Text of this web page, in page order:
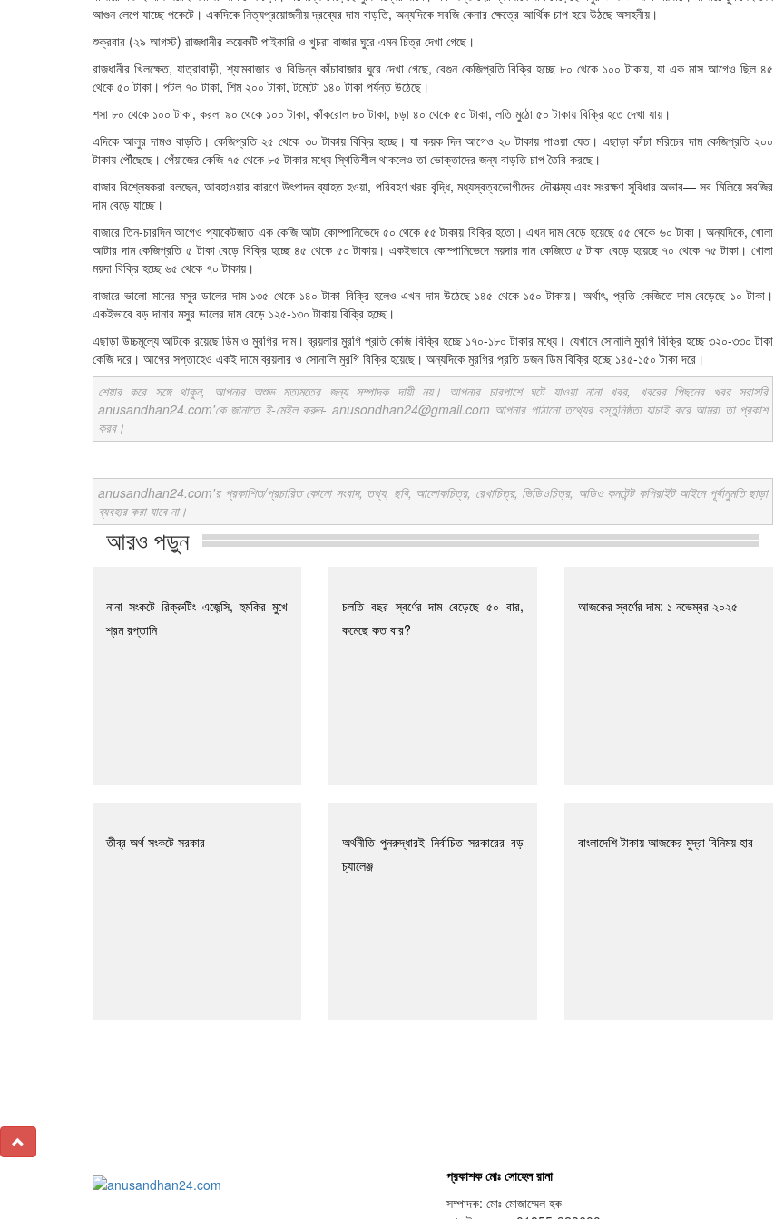
আগুন লেগে যাচ্ছে পকেটে। একদিকে নিত্যপ্রয়োজনীয় দ্রব্যের দাম বাড়তি, অন্যদিকে সবজি কেনার ক্ষেত্রে আর্থিক চাপ হয়ে উঠছে অসহনীয়।
শুক্রবার (২৯ আগস্ট) রাজধানীর কয়েকটি পাইকারি ও খুচরা বাজার ঘুরে এমন চিত্র দেখা গেছে।
রাজধানীর খিলক্ষেত, যাত্রাবাড়ী, শ্যামবাজার ও বিভিন্ন কাঁচাবাজার ঘুরে দেখা গেছে, বেগুন কেজিপ্রতি বিক্রি হচ্ছে ৮০ থেকে ১০০ টাকায়, যা এক মাস আগেও ছিল ৪৫
থেকে ৫০ টাকা। পটল ৭০ টাকা, শিম ২০০ টাকা, টমেটো ১৪০ টাকা পর্যন্ত উঠেছে।
শসা ৮০ থেকে ১০০ টাকা, করলা ৯০ থেকে ১০০ টাকা, কাঁকরোল ৮০ টাকা, চড়া ৪০ থেকে ৫০ টাকা, লতি মুঠো ৫০ টাকায় বিক্রি হতে দেখা যায়।
এদিকে আলুর দামও বাড়তি। কেজিপ্রতি ২৫ থেকে ৩০ টাকায় বিক্রি হচ্ছে। যা কয়ক দিন আগেও ২০ টাকায় পাওয়া যেত। এছাড়া কাঁচা মরিচের দাম কেজিপ্রতি ২০০
টাকায় পৌঁছেছে। পেঁয়াজের কেজি ৭৫ থেকে ৮৫ টাকার মধ্যে স্থিতিশীল থাকলেও তা ভোক্তাদের জন্য বাড়তি চাপ তৈরি করছে।
বাজার বিশ্লেষকরা বলছেন, আবহাওয়ার কারণে উৎপাদন ব্যাহত হওয়া, পরিবহণ খরচ বৃদ্ধি, মধ্যস্বত্বভোগীদের দৌরাত্ম্য এবং সংরক্ষণ সুবিধার অভাব— সব মিলিয়ে সবজির
দাম বেড়ে যাচ্ছে।
বাজারে তিন-চারদিন আগেও প্যাকেটজাত এক কেজি আটা কোম্পানিভেদে ৫০ থেকে ৫৫ টাকায় বিক্রি হতো। এখন দাম বেড়ে হয়েছে ৫৫ থেকে ৬০ টাকা। অন্যদিকে, খোলা
আটার দাম কেজিপ্রতি ৫ টাকা বেড়ে বিক্রি হচ্ছে ৪৫ থেকে ৫০ টাকায়। একইভাবে কোম্পানিভেদে ময়দার দাম কেজিতে ৫ টাকা বেড়ে হয়েছে ৭০ থেকে ৭৫ টাকা। খোলা
ময়দা বিক্রি হচ্ছে ৬৫ থেকে ৭০ টাকায়।
বাজারে ভালো মানের মসুর ডালের দাম ১৩৫ থেকে ১৪০ টাকা বিক্রি হলেও এখন দাম উঠেছে ১৪৫ থেকে ১৫০ টাকায়। অর্থাৎ, প্রতি কেজিতে দাম বেড়েছে ১০ টাকা।
একইভাবে বড় দানার মসুর ডালের দাম বেড়ে ১২৫-১৩০ টাকায় বিক্রি হচ্ছে।
এছাড়া উচ্চমূল্যে আটকে রয়েছে ডিম ও মুরগির দাম। ব্রয়লার মুরগি প্রতি কেজি বিক্রি হচ্ছে ১৭০-১৮০ টাকার মধ্যে। যেখানে সোনালি মুরগি বিক্রি হচ্ছে ৩২০-৩৩০ টাকা
কেজি দরে। আগের সপ্তাহেও একই দামে ব্রয়লার ও সোনালি মুরগি বিক্রি হয়েছে। অন্যদিকে মুরগির প্রতি ডজন ডিম বিক্রি হচ্ছে ১৪৫-১৫০ টাকা দরে।
শেয়ার করে সঙ্গে থাকুন, আপনার অশুভ মতামতের জন্য সম্পাদক দায়ী নয়। আপনার চারপাশে ঘটে যাওয়া নানা খবর, খবরের পিছনের খবর সরাসরি
anusandhan24.com'কে জানাতে ই-মেইল করুন- anusondhan24@gmail.com আপনার পাঠানো তথ্যের বস্তুনিষ্ঠতা যাচাই করে আমরা তা প্রকাশ
করব।
anusandhan24.com'র প্রকাশিত/প্রচারিত কোনো সংবাদ, তথ্য, ছবি, আলোকচিত্র, রেখাচিত্র, ভিডিওচিত্র, অডিও কনটেন্ট কপিরাইট আইনে পূর্বানুমতি ছাড়া
ব্যবহার করা যাবে না।
আরও পড়ুন
নানা সংকটে রিক্রুটিং এজেন্সি, হুমকির মুখে
শ্রম রপ্তানি
চলতি বছর স্বর্ণের দাম বেড়েছে ৫০ বার,
কমেছে কত বার?
আজকের স্বর্ণের দাম: ১ নভেম্বর ২০২৫
তীব্র অর্থ সংকটে সরকার
অর্থনীতি পুনরুদ্ধারই নির্বাচিত সরকারের বড়
চ্যালেঞ্জ
বাংলাদেশি টাকায় আজকের মুদ্রা বিনিময় হার
প্রকাশক মোঃ সোহেল রানা
সম্পাদক: মোঃ মোজাম্মেল হক